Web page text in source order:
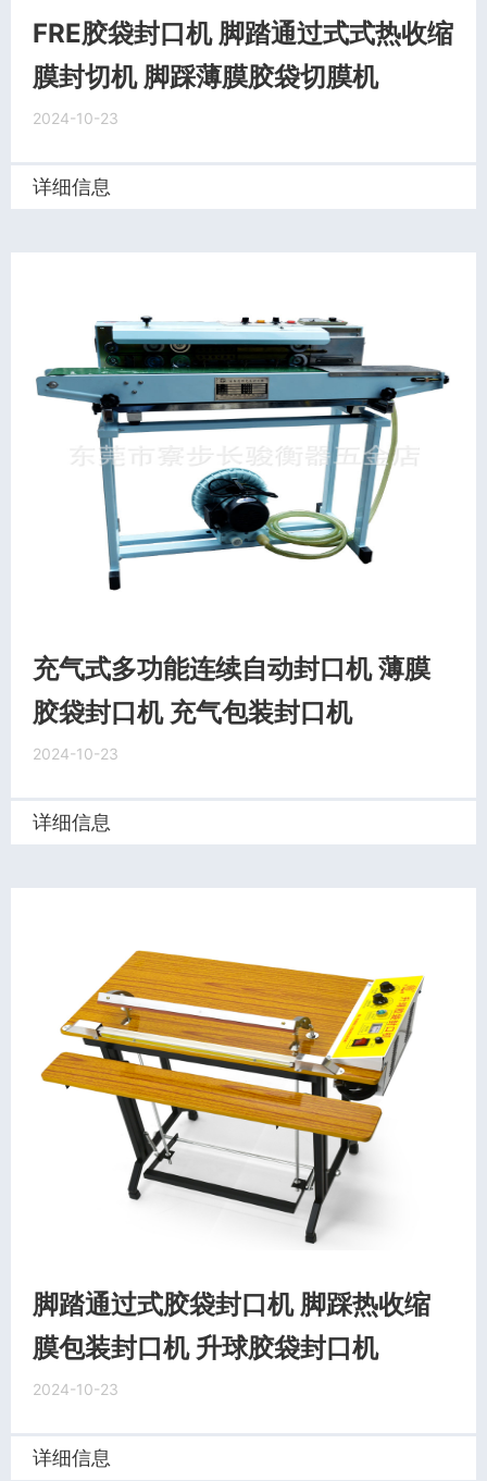
FRE胶袋封口机 脚踏通过式式热收缩
膜封切机 脚踩薄膜胶袋切膜机
2024-10-23
详细信息
充气式多功能连续自动封口机 薄膜
胶袋封口机 充气包装封口机
2024-10-23
详细信息
脚踏通过式胶袋封口机 脚踩热收缩
膜包装封口机 升球胶袋封口机
2024-10-23
详细信息